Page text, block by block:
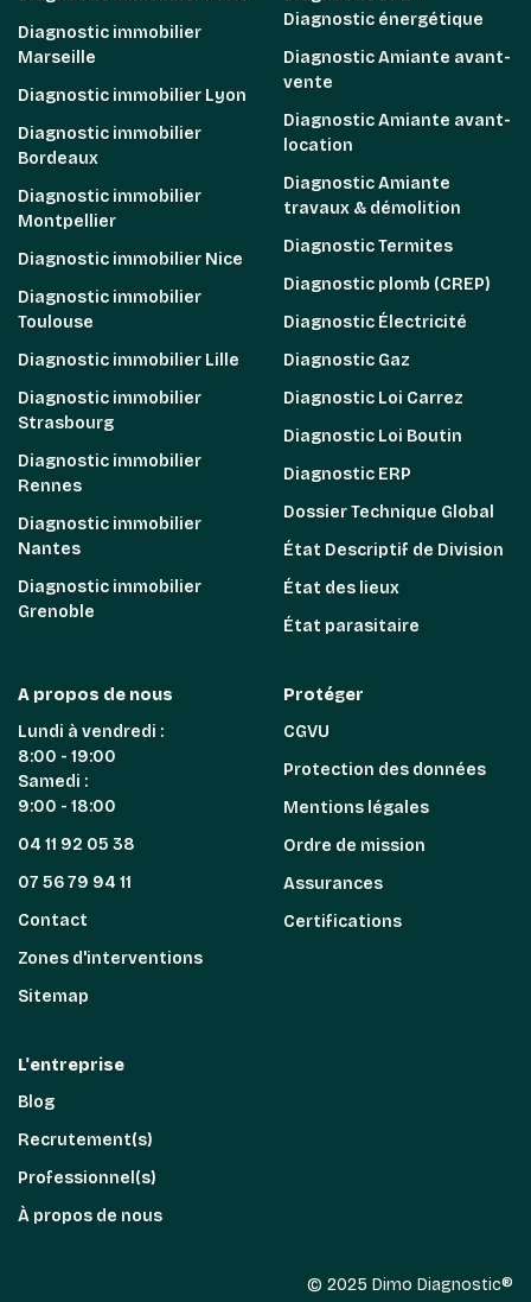
Diagnostic immobilier
Marseille
Diagnostic immobilier Lyon
Diagnostic immobilier
Bordeaux
Diagnostic immobilier
Montpellier
Diagnostic immobilier Nice
Diagnostic immobilier
Toulouse
Diagnostic immobilier Lille
Diagnostic immobilier
Strasbourg
Diagnostic immobilier
Rennes
Diagnostic immobilier
Nantes
Diagnostic immobilier
Grenoble
Diagnostic énergétique
Diagnostic Amiante avant-
vente
Diagnostic Amiante avant-
location
Diagnostic Amiante
travaux & démolition
Diagnostic Termites
Diagnostic plomb (CREP)
Diagnostic Électricité
Diagnostic Gaz
Diagnostic Loi Carrez
Diagnostic Loi Boutin
Diagnostic ERP
Dossier Technique Global
État Descriptif de Division
État des lieux
État parasitaire
A propos de nous
Lundi à vendredi :
8:00 - 19:00
Samedi :
9:00 - 18:00
04 11 92 05 38
07 56 79 94 11
Contact
Zones d'interventions
Sitemap
Protéger
CGVU
Protection des données
Mentions légales
Ordre de mission
Assurances
Certifications
L'entreprise
Blog
Recrutement(s)
Professionnel(s)
À propos de nous
© 2025 Dimo Diagnostic®